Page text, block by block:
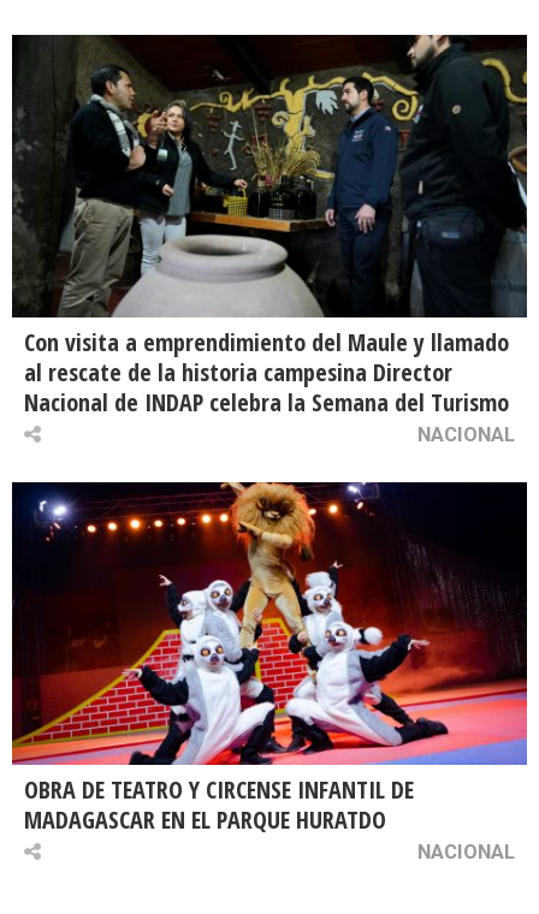
Con visita a emprendimiento del Maule y llamado
al rescate de la historia campesina Director
Nacional de INDAP celebra la Semana del Turismo
NACIONAL
OBRA DE TEATRO Y CIRCENSE INFANTIL DE
MADAGASCAR EN EL PARQUE HURATDO
NACIONAL